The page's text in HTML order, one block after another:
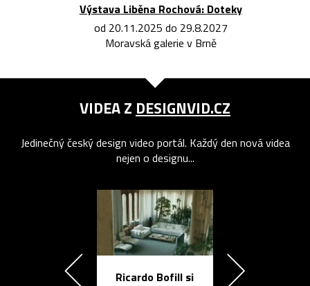
Výstava Liběna Rochová: Doteky
od 20.11.2025 do 29.8.2027
Moravská galerie v Brně
VIDEA Z DESIGNVID.CZ
Jedinečný český design video portál. Každý den nová videa
nejen o designu...
Ricardo Bofill si